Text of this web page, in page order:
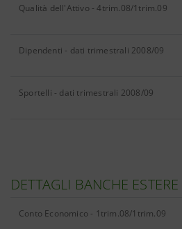
Qualità dell'Attivo - 4trim.08/1trim.09
Dipendenti - dati trimestrali 2008/09
Sportelli - dati trimestrali 2008/09
DETTAGLI BANCHE ESTERE
Conto Economico - 1trim.08/1trim.09